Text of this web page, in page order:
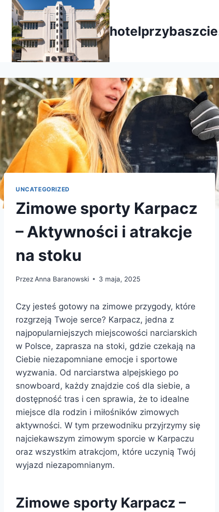
Przejdź
treści
UNCATEGORIZED
Zimowe sporty Karpacz
– Aktywności i atrakcje
na stoku
PrzezAnna Baranowski 3 maja, 2025
Czy jesteś gotowy na zimowe przygody, które
rozgrzeją Twoje serce? Karpacz, jedna z
najpopularniejszych miejscowości narciarskich
w Polsce, zaprasza na stoki, gdzie czekają na
Ciebie niezapomniane emocje i sportowe
wyzwania. Od narciarstwa alpejskiego po
snowboard, każdy znajdzie coś dla siebie, a
dostępność tras i cen sprawia, że to idealne
miejsce dla rodzin i miłośników zimowych
aktywności. W tym przewodniku przyjrzymy się
najciekawszym zimowym sporcie w Karpaczu
oraz wszystkim atrakcjom, które uczynią Twój
wyjazd niezapomnianym.
Zimowe sporty Karpacz –